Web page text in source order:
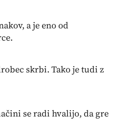
a je eno od
skrbi. Tako je tudi z
se radi hvalijo, da gre